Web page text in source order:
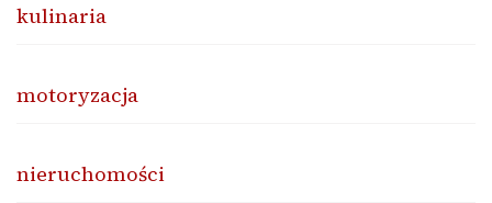
kulinaria
motoryzacja
nieruchomości